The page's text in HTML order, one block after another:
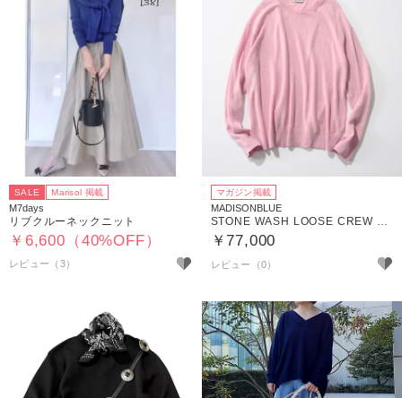
SALE Marisol 掲載
M7days
リブクルーネックニット
￥6,600（40%OFF）
レビュー（3）
マガジン掲載
MADISONBLUE
STONE WASH LOOSE CREW NECK PO
￥77,000